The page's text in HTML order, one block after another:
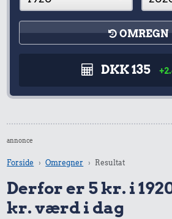
OMREGN
DKK 135
annonce
Forside Omregner Resultat
Derfor er 5 kr. i
kr. værd i dag